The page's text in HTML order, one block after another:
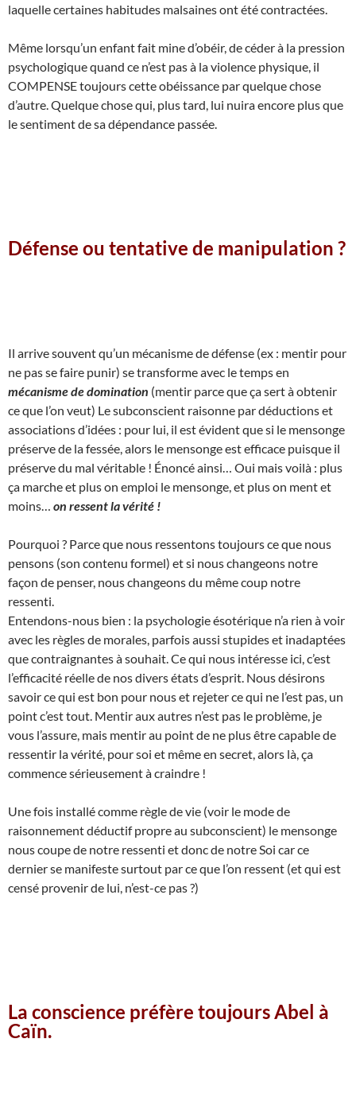
laquelle certaines habitudes malsaines ont été contractées.
Même lorsqu’un enfant fait mine d’obéir, de céder à la pression
psychologique quand ce n’est pas à la violence physique, il
COMPENSE toujours cette obéissance par quelque chose
d’autre. Quelque chose qui, plus tard, lui nuira encore plus que
le sentiment de sa dépendance passée.
Défense ou tentative de manipulation ?
Il arrive souvent qu’un mécanisme de défense (ex : mentir pour
ne pas se faire punir) se transforme avec le temps en
mécanisme de domination (mentir parce que ça sert à obtenir
ce que l’on veut) Le subconscient raisonne par déductions et
associations d’idées : pour lui, il est évident que si le mensonge
préserve de la fessée, alors le mensonge est efficace puisque il
préserve du mal véritable ! Énoncé ainsi… Oui mais voilà : plus
ça marche et plus on emploi le mensonge, et plus on ment et
moins… on ressent la vérité !
Pourquoi ? Parce que nous ressentons toujours ce que nous
pensons (son contenu formel) et si nous changeons notre
façon de penser, nous changeons du même coup notre
ressenti.
Entendons-nous bien : la psychologie ésotérique n’a rien à voir
avec les règles de morales, parfois aussi stupides et inadaptées
que contraignantes à souhait. Ce qui nous intéresse ici, c’est
l’efficacité réelle de nos divers états d’esprit. Nous désirons
savoir ce qui est bon pour nous et rejeter ce qui ne l’est pas, un
point c’est tout. Mentir aux autres n’est pas le problème, je
vous l’assure, mais mentir au point de ne plus être capable de
ressentir la vérité, pour soi et même en secret, alors là, ça
commence sérieusement à craindre !
Une fois installé comme règle de vie (voir le mode de
raisonnement déductif propre au subconscient) le mensonge
nous coupe de notre ressenti et donc de notre Soi car ce
dernier se manifeste surtout par ce que l’on ressent (et qui est
censé provenir de lui, n’est-ce pas ?)
La conscience préfère toujours Abel à
Caïn.